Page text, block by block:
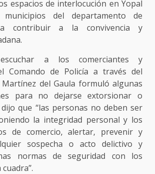
espacios de interlocución en Yopal
del departamento de
contribuir a la convivencia y
a los comerciantes y
Comando de Policía a través del
del Gaula formuló algunas
para no dejarse extorsionar o
que “las personas no deben ser
la integridad personal y los
de comercio, alertar, prevenir y
sospecha o acto delictivo y
normas de seguridad con los